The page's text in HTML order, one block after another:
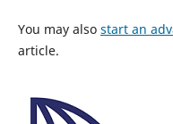
You may also start an
article.